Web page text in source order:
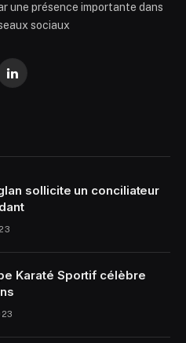
une présence importante dans
sociaux
LinkedIn
sollicite un conciliateur
Karaté Sportif célèbre